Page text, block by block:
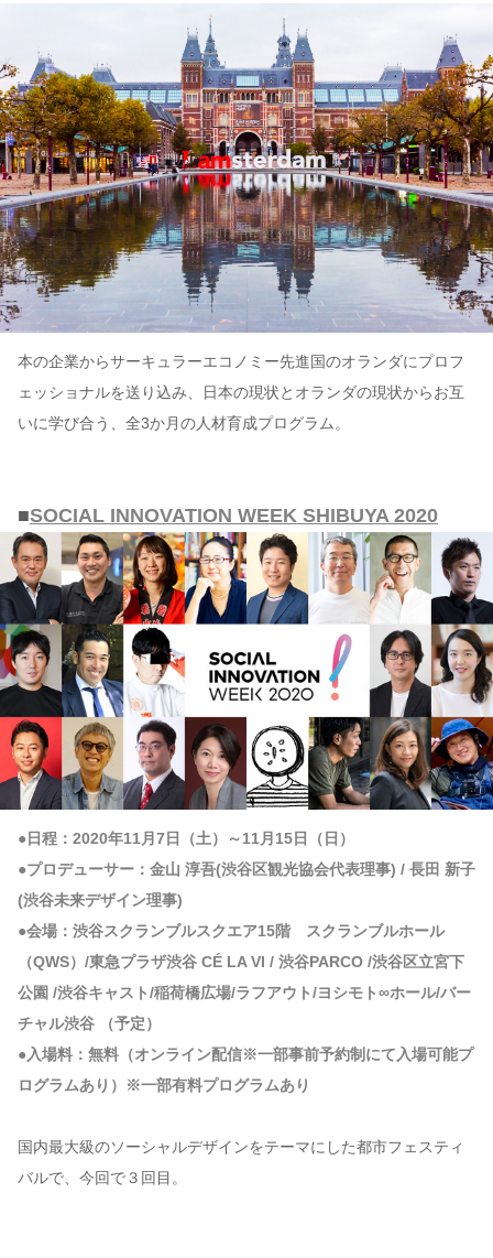
本の企業からサーキュラーエコノミー先進国のオランダにプロフ
ェッショナルを送り込み、日本の現状とオランダの現状からお互
いに学び合う、全3か月の人材育成プログラム。
■SOCIAL INNOVATION WEEK SHIBUYA 2020
●日程：2020年11月7日（土）～11月15日（日）
●プロデューサー：金山 淳吾(渋谷区観光協会代表理事) / 長田 新子
(渋谷未来デザイン理事)
●会場：渋谷スクランブルスクエア15階 スクランブルホール
（QWS）/東急プラザ渋谷 CÉ LA VI / 渋谷PARCO /渋谷区立宮下
公園 /渋谷キャスト/稲荷橋広場/ラフアウト/ヨシモト∞ホール/バー
チャル渋谷 （予定）
●入場料：無料（オンライン配信※一部事前予約制にて入場可能プ
ログラムあり）※一部有料プログラムあり
国内最大級のソーシャルデザインをテーマにした都市フェスティ
バルで、今回で３回目。